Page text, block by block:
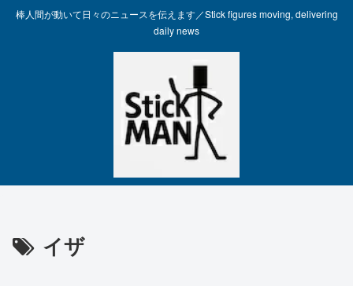
棒人間が動いて日々のニュースを伝えます／Stick figures moving, delivering
daily news
イザ